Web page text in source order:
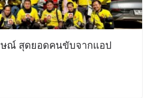
ณ์ สุดยอดคนขับจากแอป